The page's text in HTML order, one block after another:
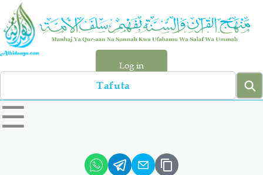
Skip
main
content
Log in
Search
left
sidebar
☰
Hadiyth